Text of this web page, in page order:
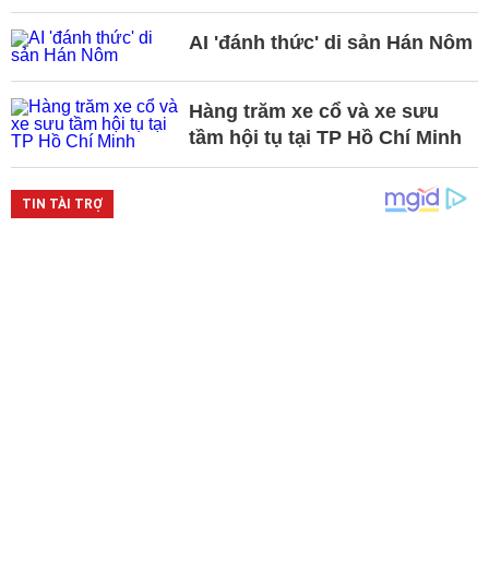
AI 'đánh thức' di sản Hán Nôm
Hàng trăm xe cổ và xe sưu
tầm hội tụ tại TP Hồ Chí Minh